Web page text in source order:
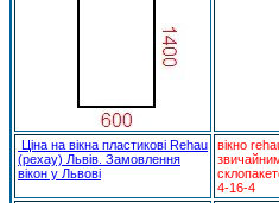
Ціна на вікна пластикові Rehau
(рехау) Львів. Замовлення
вікон у Львові
вікно
4-16-4